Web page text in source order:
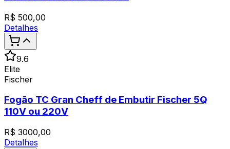
R$ 500,00
Detalhes
9.6
Elite
Fischer
Fogão TC Gran Cheff de Embutir Fischer 5Q
110V ou 220V
R$ 3000,00
Detalhes